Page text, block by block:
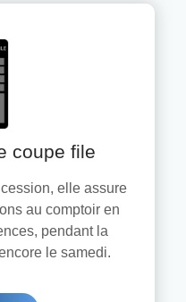
coupe file
elle assure
au comptoir en
pendant la
le samedi.